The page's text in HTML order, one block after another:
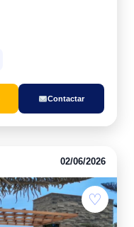
Contactar
02/06/2026
♡